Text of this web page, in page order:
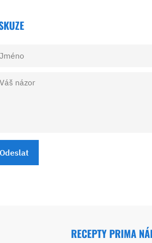
Odeslat
RECEPTY PRIMA